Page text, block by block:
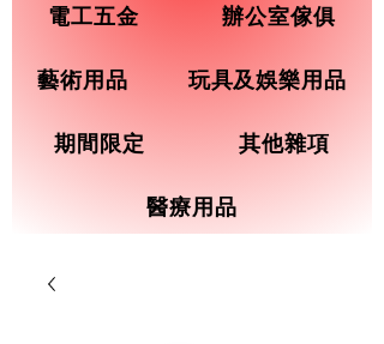
電工五金 辦公室傢俱
藝術用品 玩具及娛樂用品
期間限定 其他雜項
醫療用品